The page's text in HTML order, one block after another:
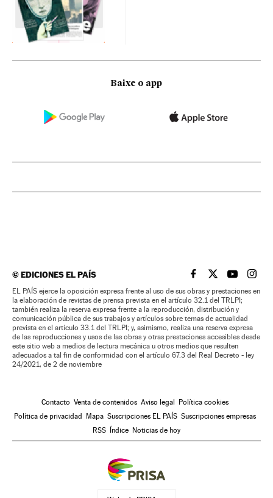
Baixe o app
©EDICIONES EL PAÍS EL PAÍS BRASIL EN
EL PAÍSEL PAÍS
EL
EL PAÍS ejerce la oposición expresa frente al uso de sus obras y prestaciones en
la elaboración de revistas de prensa prevista en el artículo 32.1 del TRLPI;
también realiza la reserva expresa frente a la reproducción, distribución y
comunicación pública de sus trabajos y artículos sobre temas de actualidad
prevista en el artículo 33.1 del TRLPI; y, asimismo, realiza una reserva expresa
de las reproducciones y usos de las obras y otras prestaciones accesibles desde
este sitio web a medios de lectura mecánica u otros medios que resulten
adecuados a tal fin de conformidad con el artículo 67.3 del Real Decreto - ley
24/2021, de 2 de noviembre
Contacto Venta de contenidos Aviso legal
Política cookies
Política de privacidad
Mapa Suscripciones EL PAÍS Suscripciones empresas
RSS
Índice Noticias de hoy